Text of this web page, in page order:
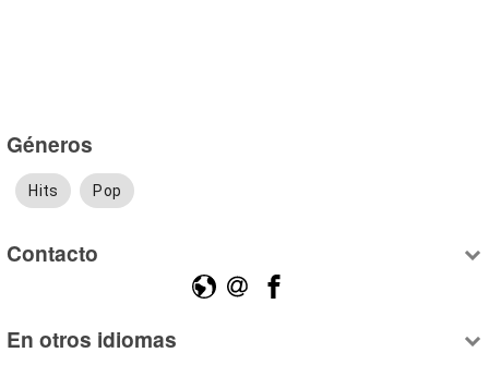
Géneros
Hits Pop
Contacto
En otros idiomas